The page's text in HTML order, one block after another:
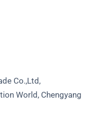
Co.,Ltd,
World, Chengyang